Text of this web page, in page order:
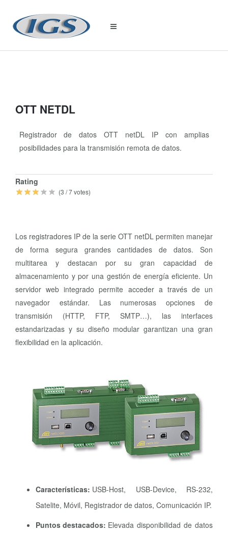
OTT NETDL
Registrador de datos OTT netDL IP con amplias
posibilidades para la transmisión remota de datos.
Quick
Info
Rating
(3 /7votes)
Los registradores IP de la serie OTT netDL permiten manejar
de forma segura grandes cantidades de datos. Son
multitarea y destacan por su gran capacidad de
almacenamiento y por una gestión de energía eficiente. Un
servidor web integrado permite acceder a través de un
navegador estándar. Las numerosas opciones de
transmisión (HTTP, FTP, SMTP…), las interfaces
estandarizadas y su diseño modular garantizan una gran
flexibilidad en la aplicación.
Características: USB-Host, USB-Device, RS-232,
Satelite, Móvil, Registrador de datos, Comunicación IP.
Puntos destacados: Elevada disponibilidad de datos